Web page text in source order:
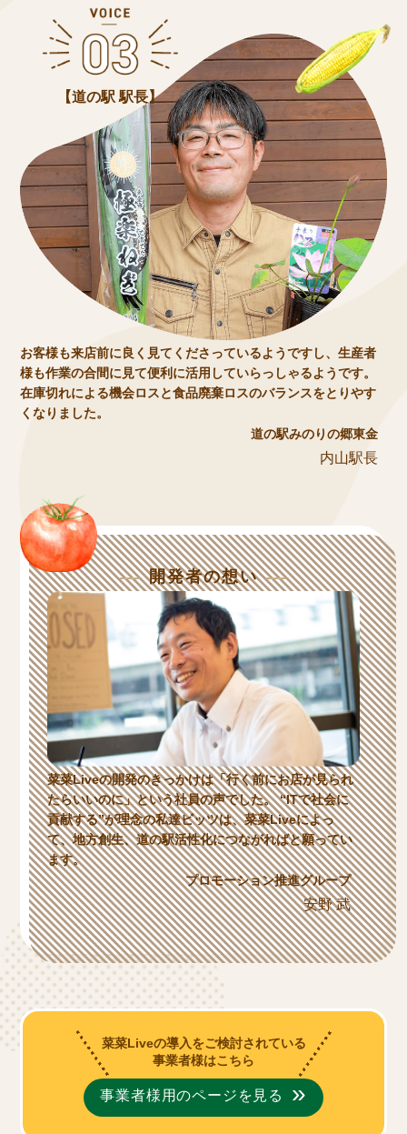
【道の駅 駅長】
お客様も来店前に良く見てくださっているようですし、生産者
様も作業の合間に見て便利に活用していらっしゃるようです。
在庫切れによる機会ロスと食品廃棄ロスのバランスをとりやす
くなりました。
道の駅みのりの郷東金
内山駅長
開発者の想い
菜菜Liveの開発のきっかけは「行く前にお店が見られ
たらいいのに」という社員の声でした。 “ITで社会に
貢献する”が理念の私達ビッツは、菜菜Liveによっ
て、地方創生、道の駅活性化につながればと願ってい
ます。
プロモーション推進グループ
安野 武
菜菜Liveの導入をご検討されている
事業者様はこちら
事業者様用のページを見る